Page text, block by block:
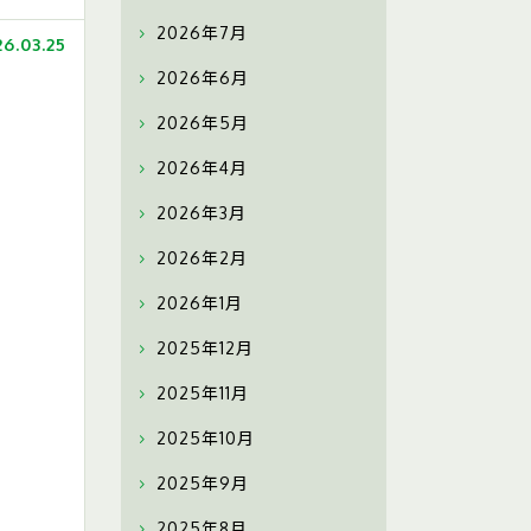
2026年7月
2026年6月
2026年5月
2026年4月
2026年3月
2026年2月
2026年1月
2025年12月
2025年11月
2025年10月
2025年9月